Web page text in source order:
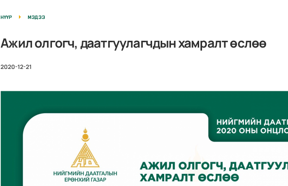
НҮҮР МЭДЭЭ
Ажил олгогч, даатгуулагчдын хамралт өслөө
2020-12-21